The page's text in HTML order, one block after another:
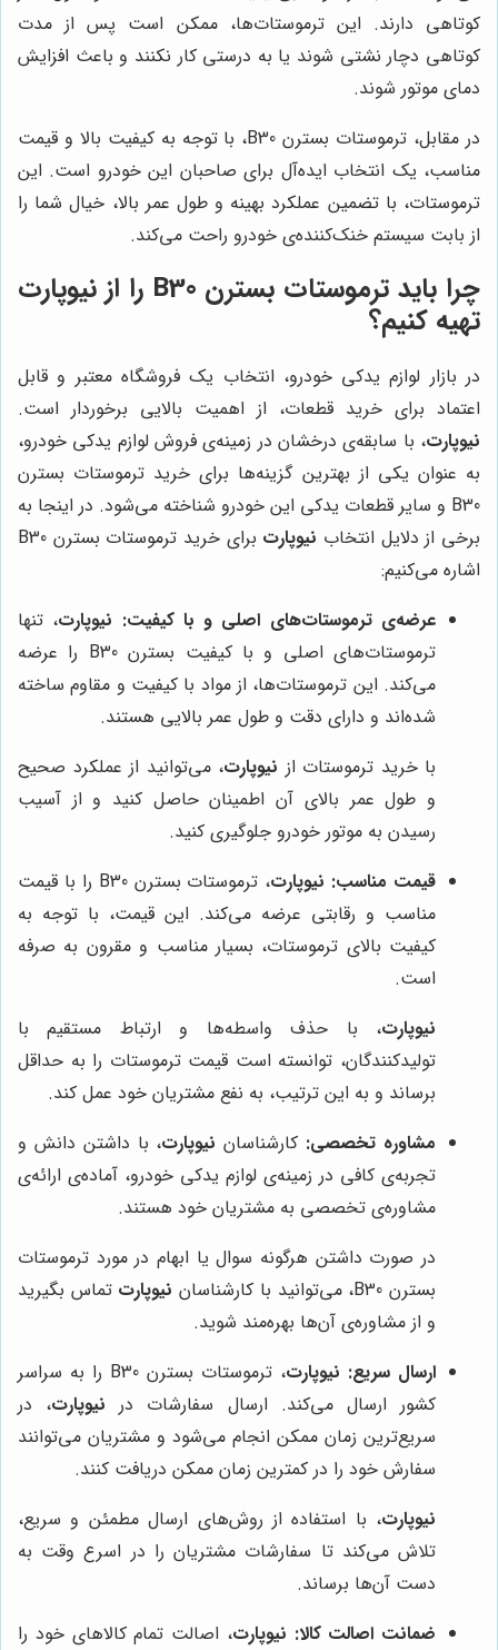
کوتاهی دارند. این ترموستات‌ها، ممکن است پس از مدت
کوتاهی دچار نشتی شوند یا به درستی کار نکنند و باعث افزایش
دمای موتور شوند.
در مقابل، ترموستات بسترن B30، با توجه به کیفیت بالا و قیمت
مناسب، یک انتخاب ایده‌آل برای صاحبان این خودرو است. این
ترموستات، با تضمین عملکرد بهینه و طول عمر بالا، خیال شما را
از بابت سیستم خنک‌کننده‌ی خودرو راحت می‌کند.
چرا باید ترموستات بسترن B30 را از نیوپارت
تهیه کنیم؟
در بازار لوازم یدکی خودرو، انتخاب یک فروشگاه معتبر و قابل
اعتماد برای خرید قطعات، از اهمیت بالایی برخوردار است.
نیوپارت، با سابقه‌ی درخشان در زمینه‌ی فروش لوازم یدکی خودرو،
به عنوان یکی از بهترین گزینه‌ها برای خرید ترموستات بسترن
B30 و سایر قطعات یدکی این خودرو شناخته می‌شود. در اینجا به
برخی از دلایل انتخاب نیوپارت
برای خرید ترموستات بسترن B30
اشاره می‌کنیم:
عرضه‌ی ترموستات‌های اصلی و با کیفیت: نیوپارت، تنها
ترموستات‌های اصلی و با کیفیت بسترن B30 را عرضه
می‌کند. این ترموستات‌ها، از مواد با کیفیت و مقاوم ساخته
شده‌اند و دارای دقت و طول عمر بالایی هستند.
با خرید ترموستات از نیوپارت، می‌توانید از عملکرد صحیح
و طول عمر بالای آن اطمینان حاصل کنید و از آسیب
رسیدن به موتور خودرو جلوگیری کنید.
قیمت مناسب: نیوپارت
، ترموستات بسترن B30 را با قیمت
مناسب و رقابتی عرضه می‌کند. این قیمت، با توجه به
کیفیت بالای ترموستات، بسیار مناسب و مقرون به صرفه
است.
نیوپارت، با حذف واسطه‌ها و ارتباط مستقیم با
تولیدکنندگان، توانسته است قیمت ترموستات را به حداقل
برساند و به این ترتیب، به نفع مشتریان خود عمل کند.
مشاوره تخصصی: کارشناسان نیوپارت، با داشتن دانش و
تجربه‌ی کافی در زمینه‌ی لوازم یدکی خودرو، آماده‌ی ارائه‌ی
مشاوره‌ی تخصصی به مشتریان خود هستند.
در صورت داشتن هرگونه سوال یا ابهام در مورد ترموستات
بسترن B30، می‌توانید با کارشناسان
نیوپارت تماس بگیرید
و از مشاوره‌ی آن‌ها بهره‌مند شوید.
ارسال سریع: نیوپارت
، ترموستات بسترن B30 را به سراسر
کشور ارسال می‌کند. ارسال سفارشات در نیوپارت، در
سریع‌ترین زمان ممکن انجام می‌شود و مشتریان می‌توانند
سفارش خود را در کمترین زمان ممکن دریافت کنند.
نیوپارت، با استفاده از روش‌های ارسال مطمئن و سریع،
تلاش می‌کند تا سفارشات مشتریان را در اسرع وقت به
دست آن‌ها برساند.
ضمانت اصالت کالا: نیوپارت، اصالت تمام کالاهای خود را